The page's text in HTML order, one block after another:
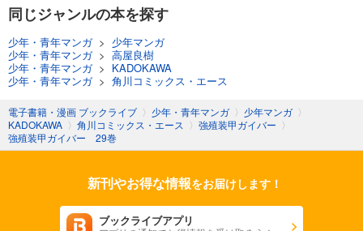
同じジャンルの本を探す
少年・青年マンガ> 少年マンガ
少年・青年マンガ> 高屋良樹
少年・青年マンガ> KADOKAWA
少年・青年マンガ> 角川コミックス・エース
電子書籍・漫画 ブックライブ 〉 少年・青年マンガ 〉 少年マンガ 〉
KADOKAWA 〉 角川コミックス・エース 〉 強殖装甲ガイバー 〉
強殖装甲ガイバー 29巻
新刊やお得な情報をお届けします！
ブックライブアプリ